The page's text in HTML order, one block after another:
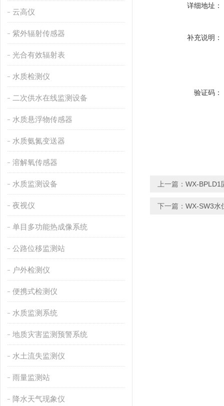
云高仪
紫外辐射传感器
光合有效辐射表
水质检测仪
二次供水在线监测设备
水质悬浮物传感器
水质氨氮变送器
溶解氧传感器
水质监测设备
夜视仪
单目多功能热成像系统
公路位移监测站
户外检测仪
便携式检测仪
水质监测系统
地质灾害监测预警系统
水土流失监测仪
雨量监测站
降水天气现象仪
详细地址：
补充说明：
验证码：
上一篇： WX-BPLD1
下一篇： WX-SW3水